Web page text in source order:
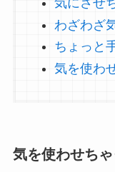
気にさせ
わざわざ
ちょっと
気を使わ
気を使わせち